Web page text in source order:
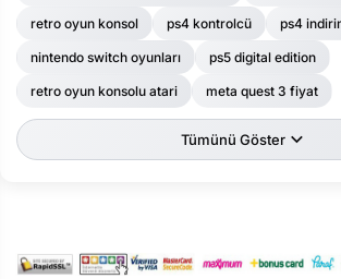
retro oyun konsol ps4 kontrolcü ps4
nintendo switch oyunları ps5 digital edition
retro oyun konsolu atari meta quest 3 fiyat
Tümünü Göster